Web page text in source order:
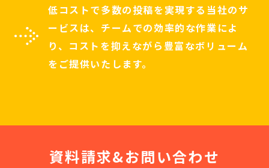
低コストで多数の投稿を実現する当社のサ
ービスは、チームでの効率的な作業によ
り、コストを抑えながら豊富なボリューム
をご提供いたします。
資料請求&お問い合わせ